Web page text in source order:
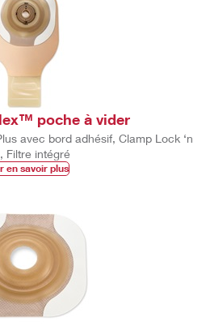
poche à vider
avec bord adhésif, Clamp Lock ‘n
Filtre intégré
en savoir plus